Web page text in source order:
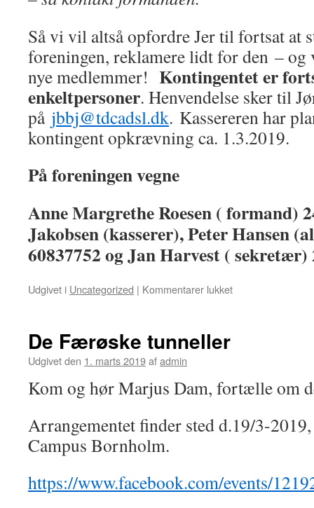
Så vi vil altså opfordre Jer til fortsat at
foreningen, reklamere lidt for den – og
nye medlemmer! Kontingentet er
enkeltpersoner. Henvendelse sker til
på jbbj@tdcadsl.dk. Kassereren har
kontingent opkrævning ca. 1.3.2019.
På foreningen vegne
Anne Margrethe Roesen ( formand)
Jakobsen (kasserer), Peter Hansen
60837752 og Jan Harvest ( sekretær)
Udgivet i Uncategorized | Kommentarer lukkettil
De Færøske tunneller
Udgivet den 1. marts 2019afadmin
Kom og hør Marjus Dam, fortælle om
Arrangementet finder sted d.19/3-
Campus Bornholm.
https://www.facebook.com/events/